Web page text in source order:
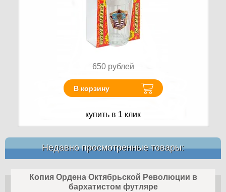
650 рублей
В корзину
купить в 1 клик
Недавно просмотренные товары:
Копия Ордена Октябрьской Революции в
бархатистом футляре